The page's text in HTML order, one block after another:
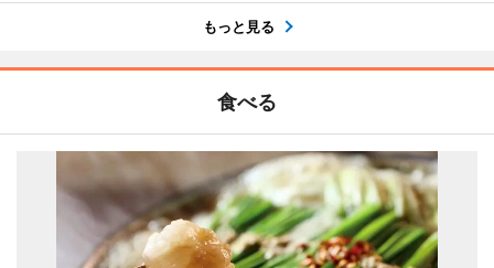
もっと見る
食べる